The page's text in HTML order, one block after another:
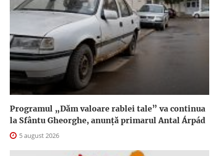
Programul „Dăm valoare rablei tale” va continua
la Sfântu Gheorghe, anunţă primarul Antal Árpád
5 august 2026